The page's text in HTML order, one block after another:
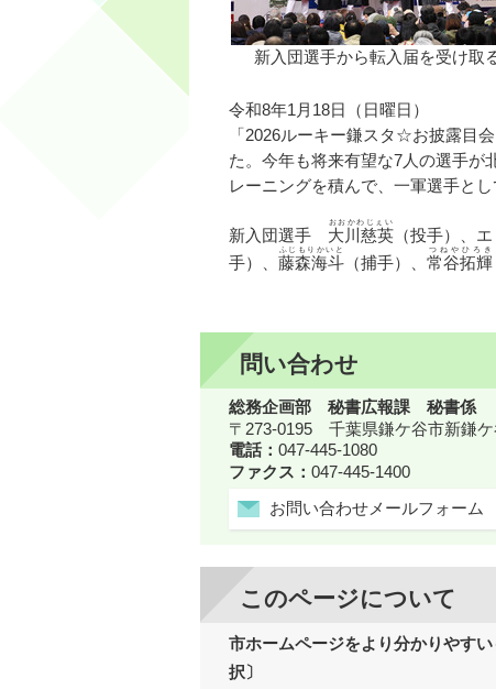
新入団選手から転入届を受け取
令和8年1月18日（日曜日）
「2026ルーキー鎌スタ☆お披露目
た。今年も将来有望な7人の選手が
レーニングを積んで、一軍選手と
新入団選手 大川慈英
おおかわじぇい
（投手）、
手）、 藤森海斗
ふじもりかいと
（捕手）、 常谷拓輝
つねやひろき
問い合わせ
総務企画部 秘書広報課 秘書係
〒273-0195 千葉県鎌ケ谷市新鎌
電話： 047-445-1080
ファクス： 047-445-1400
お問い合わせメールフォーム
このページについて
市ホームページをより分かりやす
択〕